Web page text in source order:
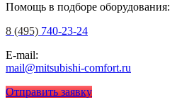
Помощь в подборе оборудования:
8 (495) 740-23-24
E-mail:
mail@mitsubishi-comfort.ru
Отправить заявку